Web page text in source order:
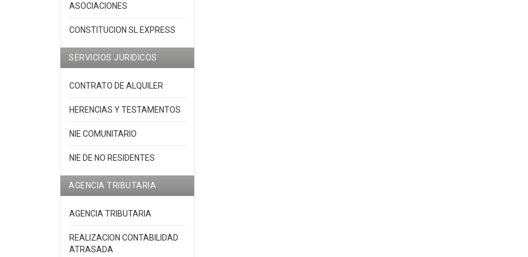
ASOCIACIONES
CONSTITUCION SL EXPRESS
SERVICIOS JURIDICOS
CONTRATO DE ALQUILER
HERENCIAS Y TESTAMENTOS
NIE COMUNITARIO
NIE DE NO RESIDENTES
AGENCIA TRIBUTARIA
AGENCIA TRIBUTARIA
REALIZACION CONTABILIDAD
ATRASADA